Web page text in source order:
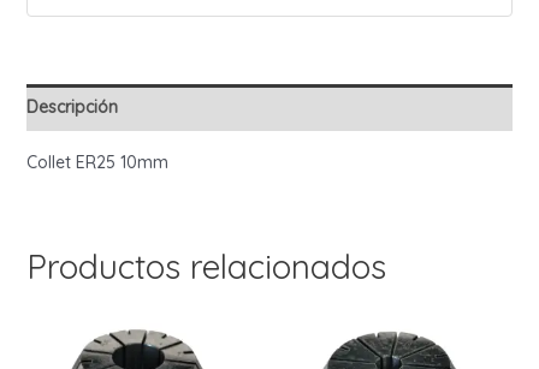
Descripción
Collet ER25 10mm
Productos relacionados